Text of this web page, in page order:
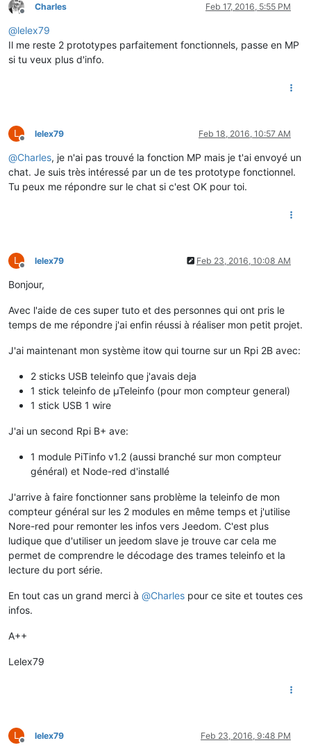
Offline
Charles Feb 17, 2016, 5:55 PM
@lelex79
Il me reste 2 prototypes parfaitement fonctionnels, passe en MP
si tu veux plus d'info.
L
Offline
lelex79 Feb 18, 2016, 10:57 AM
@Charles, je n'ai pas trouvé la fonction MP mais je t'ai envoyé un
chat. Je suis très intéressé par un de tes prototype fonctionnel.
Tu peux me répondre sur le chat si c'est OK pour toi.
L
Offline
lelex79 Feb 23, 2016, 10:08 AM
Bonjour,
Avec l'aide de ces super tuto et des personnes qui ont pris le
temps de me répondre j'ai enfin réussi à réaliser mon petit projet.
J'ai maintenant mon système itow qui tourne sur un Rpi 2B avec:
2 sticks USB teleinfo que j'avais deja
1 stick teleinfo de µTeleinfo (pour mon compteur general)
1 stick USB 1 wire
J'ai un second Rpi B+ ave:
1 module PiTinfo v1.2 (aussi branché sur mon compteur
général) et Node-red d'installé
J'arrive à faire fonctionner sans problème la teleinfo de mon
compteur général sur les 2 modules en même temps et j'utilise
Nore-red pour remonter les infos vers Jeedom. C'est plus
ludique que d'utiliser un jeedom slave je trouve car cela me
permet de comprendre le décodage des trames teleinfo et la
lecture du port série.
En tout cas un grand merci à @Charles pour ce site et toutes ces
infos.
A++
Lelex79
L
Offline
lelex79 Feb 23, 2016, 9:48 PM